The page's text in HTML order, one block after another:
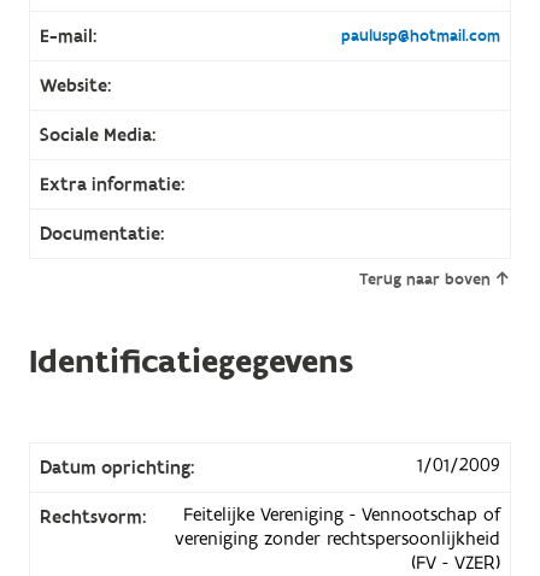
E-mail: paulusp@hotmail.com
Website:
Sociale Media:
Extra informatie:
Documentatie:
Terug naar boven
Identificatiegegevens
Datum oprichting: 1/01/2009
Rechtsvorm:
Feitelijke Vereniging - Vennootschap of
vereniging zonder rechtspersoonlijkheid
(FV - VZER)